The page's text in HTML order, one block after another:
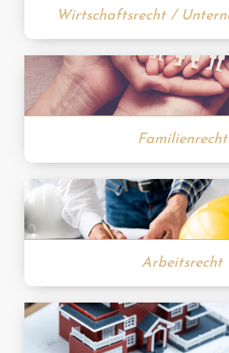
Wirtschaftsrecht /
Familienrecht
Arbeitsrecht